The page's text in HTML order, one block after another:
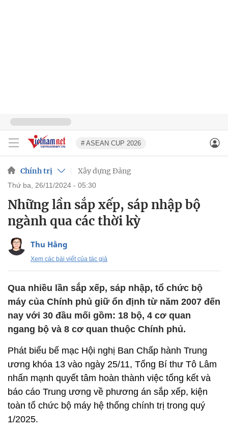
# ASEAN CUP 2026
Chính trị Xây dựng Đảng
thứ ba, 26/11/2024 - 05:30
Những lần sắp xếp, sáp nhập bộ
ngành qua các thời kỳ
Thu Hằng
Xem các bài viết của tác giả
Qua nhiều lần sắp xếp, sáp nhập, tổ chức bộ
máy của Chính phủ giữ ổn định từ năm 2007 đến
nay với 30 đầu mối gồm: 18 bộ, 4 cơ quan
ngang bộ và 8 cơ quan thuộc Chính phủ.
Phát biểu bế mạc Hội nghị Ban Chấp hành Trung
ương khóa 13 vào ngày 25/11, Tổng Bí thư Tô Lâm
nhấn mạnh quyết tâm hoàn thành việc tổng kết và
báo cáo Trung ương về phương án sắp xếp, kiện
toàn tổ chức bộ máy hệ thống chính trị trong quý
1/2025.